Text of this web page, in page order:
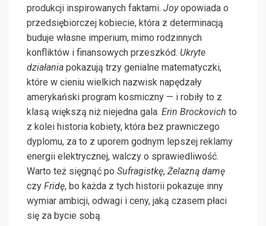
produkcji inspirowanych faktami. Joyopowiada o
przedsiębiorczej kobiecie, która z determinacją
buduje własne imperium, mimo rodzinnych
konfliktów i finansowych przeszkód. Ukryte
działania pokazują trzy genialne matematyczki,
które w cieniu wielkich nazwisk napędzały
amerykański program kosmiczny — i robiły to z
klasą większą niż niejedna gala. Erin Brockovich to
z kolei historia kobiety, która bez prawniczego
dyplomu, za to z uporem godnym lepszej reklamy
energii elektrycznej, walczy o sprawiedliwość.
Warto też sięgnąć po Sufragistkę, Żelazną damę
czy Fridę, bo każda z tych historii pokazuje inny
wymiar ambicji, odwagi i ceny, jaką czasem płaci
się za bycie sobą.